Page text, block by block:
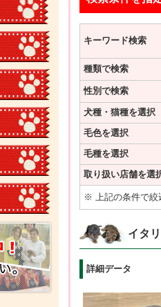
キーワード検索
種類で検索
性別で検索
犬種・猫種を選択
毛色を選択
毛種を選択
取り扱い店舗を選
※ 上記の条件で
イタ
詳細データ